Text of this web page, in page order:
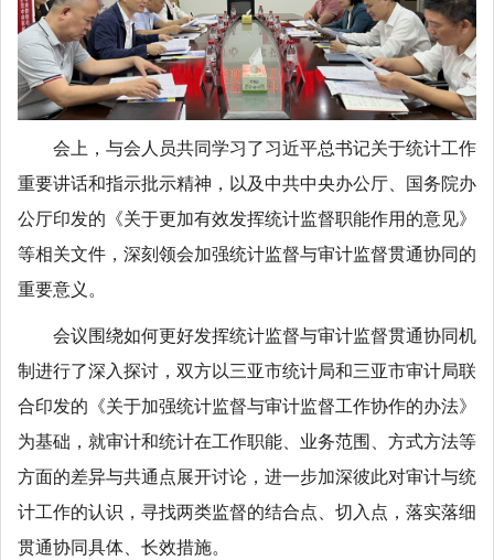
会上，与会人员共同学习了习近平总书记关于统计工作
重要讲话和指示批示精神，以及中共中央办公厅、国务院办
公厅印发的《关于更加有效发挥统计监督职能作用的意见》
等相关文件，深刻领会加强统计监督与审计监督贯通协同的
重要意义。
会议围绕如何更好发挥统计监督与审计监督贯通协同机
制进行了深入探讨，双方以三亚市统计局和三亚市审计局联
合印发的《关于加强统计监督与审计监督工作协作的办法》
为基础，就审计和统计在工作职能、业务范围、方式方法等
方面的差异与共通点展开讨论，进一步加深彼此对审计与统
计工作的认识，寻找两类监督的结合点、切入点，落实落细
贯通协同具体、长效措施。